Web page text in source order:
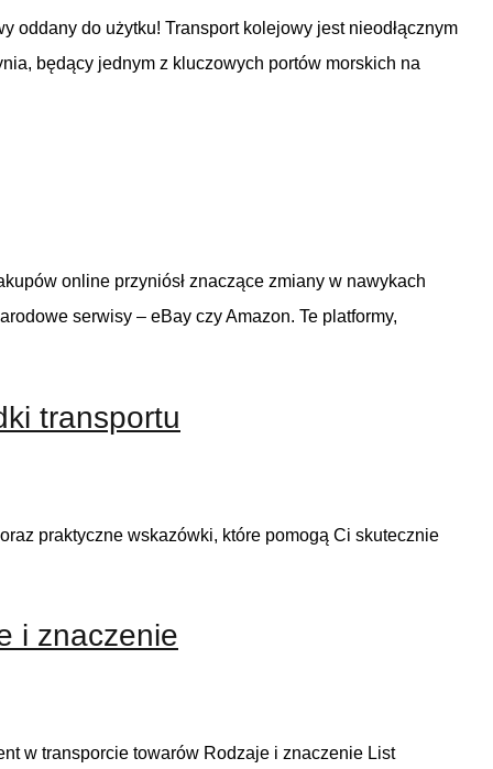
oddany do użytku! Transport kolejowy jest nieodłącznym
będący jednym z kluczowych portów morskich na
online przyniósł znaczące zmiany w nawykach
serwisy – eBay czy Amazon. Te platformy,
transportu
praktyczne wskazówki, które pomogą Ci skutecznie
i znaczenie
w transporcie towarów Rodzaje i znaczenie List